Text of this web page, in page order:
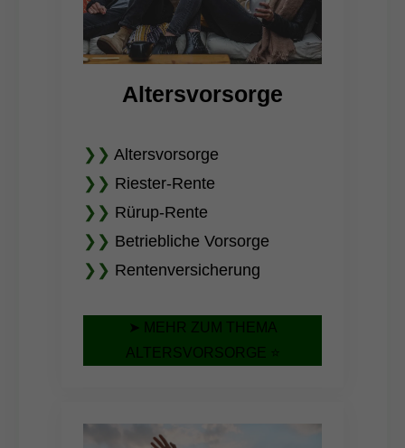
Altersvorsorge
❯❯ Altersvorsorge
❯❯ Riester-Rente
❯❯ Rürup-Rente
❯❯ Betriebliche Vorsorge
❯❯ Rentenversicherung
➤ MEHR ZUM THEMA
ALTERSVORSORGE ⭐